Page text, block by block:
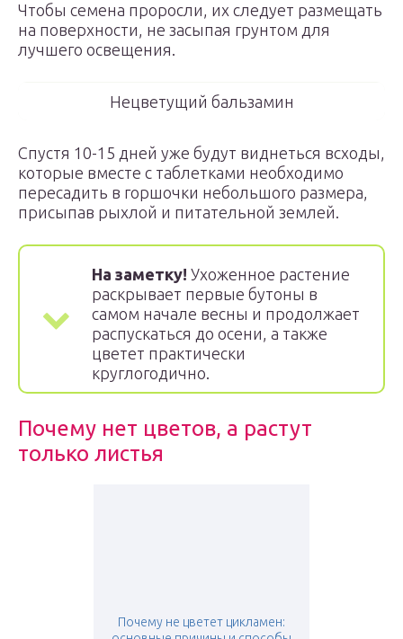
Чтобы семена проросли, их следует размещать
на поверхности, не засыпая грунтом для
лучшего освещения.
Нецветущий бальзамин
Спустя 10-15 дней уже будут виднеться всходы,
которые вместе с таблетками необходимо
пересадить в горшочки небольшого размера,
присыпав рыхлой и питательной землей.
На заметку! Ухоженное растение
раскрывает первые бутоны в
самом начале весны и продолжает
распускаться до осени, а также
цветет практически
круглогодично.
Почему нет цветов, а растут
только листья
Почему не цветет цикламен: